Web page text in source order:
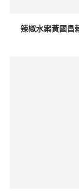
辣椒水案黃國